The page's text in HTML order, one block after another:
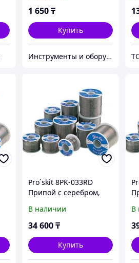
1 650 ₸
Купить
Инструменты и оборудование StellarTrade
Pro`skit 8PK-033RD
Припой с серебром,
В наличии
34 600 ₸
Купить
В